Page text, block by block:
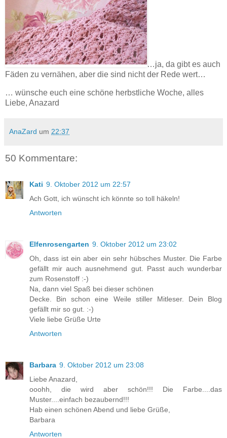
…ja, da gibt es auch
Fäden zu vernähen, aber die sind nicht der Rede wert…
… wünsche euch eine schöne herbstliche Woche, alles
Liebe, Anazard
AnaZard um 22:37
50 Kommentare:
Kati 9. Oktober 2012 um 22:57
Ach Gott, ich wünscht ich könnte so toll häkeln!
Antworten
Elfenrosengarten 9. Oktober 2012 um 23:02
Oh, dass ist ein aber ein sehr hübsches Muster. Die Farbe
gefällt mir auch ausnehmend gut. Passt auch wunderbar
zum Rosenstoff :-)
Na, dann viel Spaß bei dieser schönen
Decke. Bin schon eine Weile stiller Mitleser. Dein Blog
gefällt mir so gut. :-)
Viele liebe Grüße Urte
Antworten
Barbara 9. Oktober 2012 um 23:08
Liebe Anazard,
ooohh, die wird aber schön!!! Die Farbe....das
Muster....einfach bezaubernd!!!
Hab einen schönen Abend und liebe Grüße,
Barbara
Antworten